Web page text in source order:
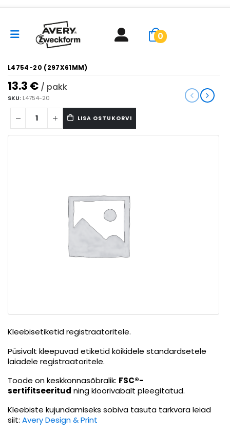
0
L4754-20 (297X61MM)
13.3 € / pakk
SKU: L4754-20
LISA OSTUKORVI
Kleebisetiketid registraatoritele.
Püsivalt kleepuvad etiketid kõikidele standardsetele
laiadele registraatoritele.
Toode on keskkonnasõbralik: FSC®-
sertifitseeritud ning kloorivabalt pleegitatud.
Kleebiste kujundamiseks sobiva tasuta tarkvara leiad
siit: Avery Design & Print